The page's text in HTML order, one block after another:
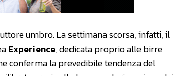
umbro. La settimana scorsa, infatti, il
Experience, dedicata proprio alle birre
conferma la prevedibile tendenza del